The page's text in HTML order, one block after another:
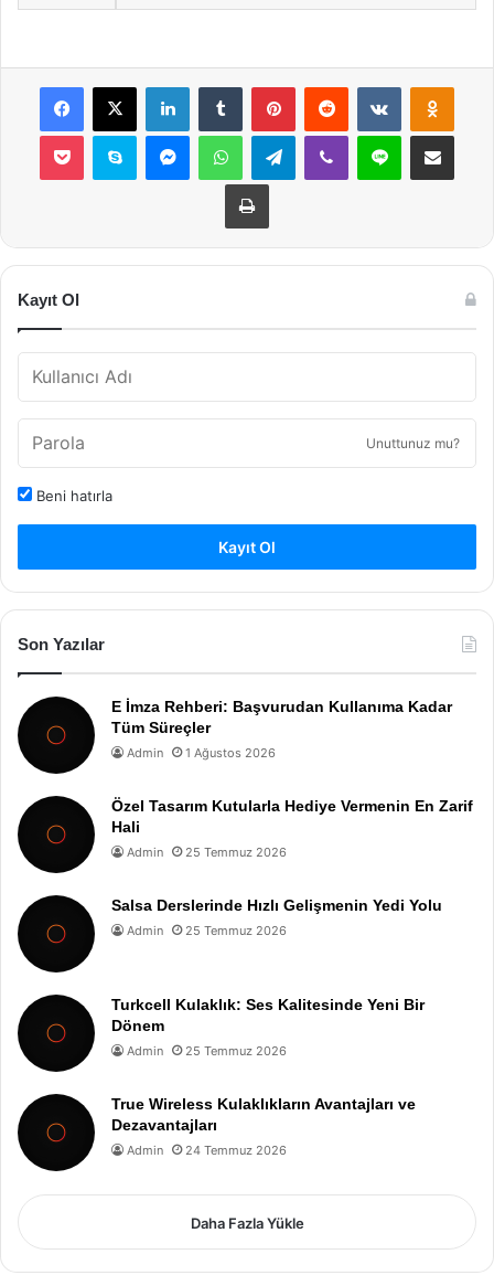
Facebook
X LinkedInTumblr PinterestReddit VKontakte
Pocket Skype MessengerWhatsAppTelegramViber Line E-Posta ile
Yazdır
Kayıt Ol
Unuttunuz mu?
Beni hatırla
Kayıt Ol
Son Yazılar
E İmza Rehberi: Başvurudan Kullanıma Kadar
Tüm Süreçler
Admin 1 Ağustos 2026
Özel Tasarım Kutularla Hediye Vermenin En Zarif
Hali
Admin 25 Temmuz 2026
Salsa Derslerinde Hızlı Gelişmenin Yedi Yolu
Admin 25 Temmuz 2026
Turkcell Kulaklık: Ses Kalitesinde Yeni Bir
Dönem
Admin 25 Temmuz 2026
True Wireless Kulaklıkların Avantajları ve
Dezavantajları
Admin 24 Temmuz 2026
Daha Fazla Yükle